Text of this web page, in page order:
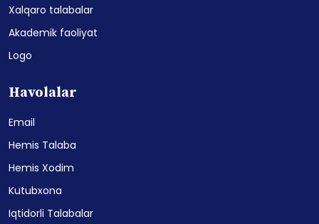
Xalqaro talabalar
Akademik faoliyat
Logo
Havolalar
Email
Hemis Talaba
Hemis Xodim
Kutubxona
Iqtidorli Talabalar